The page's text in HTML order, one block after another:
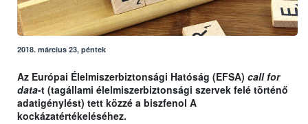
2018. március 23, péntek
Az Európai Élelmiszerbiztonsági Hatóság (EFSA) call for
data-t (tagállami élelmiszerbiztonsági szervek felé történő
adatigénylést) tett közzé a biszfenol A
kockázatértékeléséhez.